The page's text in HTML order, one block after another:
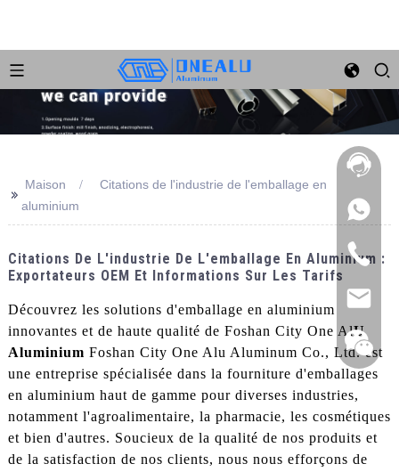
>>
Maison
Citations de l'industrie de l'emballage en
aluminium
Citations De L'industrie De L'emballage En Aluminium :
Exportateurs OEM Et Informations Sur Les Tarifs
Découvrez les solutions d'emballage en aluminium
innovantes et de haute qualité de Foshan City One AlU
Aluminium Foshan City One Alu Aluminum Co., Ltd. est
une entreprise spécialisée dans la fourniture d'emballages
en aluminium haut de gamme pour diverses industries,
notamment l'agroalimentaire, la pharmacie, les cosmétiques
et bien d'autres. Soucieux de la qualité de nos produits et
de la satisfaction de nos clients, nous nous efforçons de